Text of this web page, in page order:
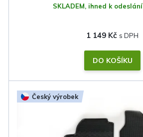
SKLADEM, ihned k odeslání
1 149 Kč
DO KOŠÍKU
Český výrobek